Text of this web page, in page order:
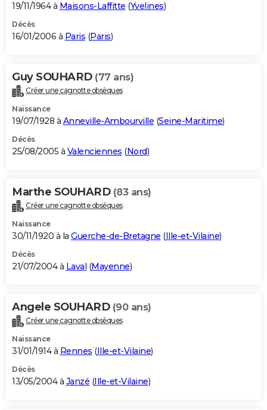
19/11/1964 à Maisons-Laffitte (Yvelines)
Décès
16/01/2006 à Paris (Paris)
Guy SOUHARD (77 ans)
Créer une cagnotte obsèques
Naissance
19/07/1928 à Anneville-Ambourville (Seine-Maritime)
Décès
25/08/2005 à Valenciennes (Nord)
Marthe SOUHARD (83 ans)
Créer une cagnotte obsèques
Naissance
30/11/1920 à la Guerche-de-Bretagne (Ille-et-Vilaine)
Décès
21/07/2004 à Laval (Mayenne)
Angele SOUHARD (90 ans)
Créer une cagnotte obsèques
Naissance
31/01/1914 à Rennes (Ille-et-Vilaine)
Décès
13/05/2004 à Janzé (Ille-et-Vilaine)